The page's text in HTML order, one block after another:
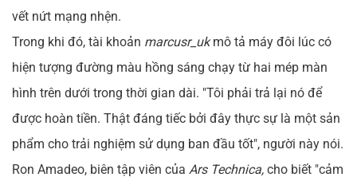
vết nứt mạng nhện.
Trong khi đó, tài khoản marcusr_ukmô tả máy đôi lúc có
hiện tượng đường màu hồng sáng chạy từ hai mép màn
hình trên dưới trong thời gian dài. "Tôi phải trả lại nó để
được hoàn tiền. Thật đáng tiếc bởi đây thực sự là một sản
phẩm cho trải nghiệm sử dụng ban đầu tốt", người này nói.
Ron Amadeo, biên tập viên của Ars Technica, cho biết "cảm